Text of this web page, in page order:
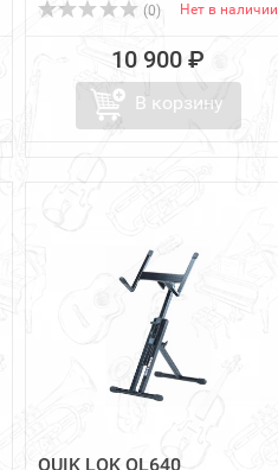
(0) Нет в наличии
10 900 ₽
В корзину
QUIK LOK QL640